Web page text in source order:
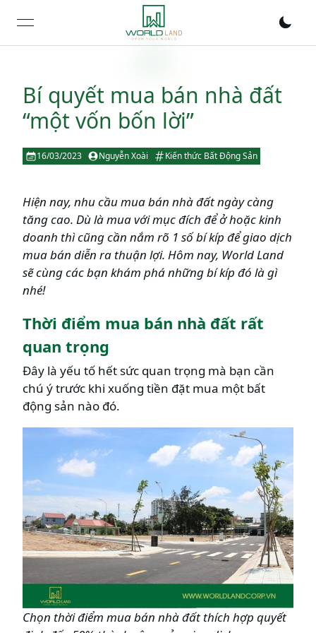
open navigation menu
Bí quyết mua bán nhà đất
“một vốn bốn lời”
16/03/2023 Nguyễn Xoài Kiến thức Bất Động Sản
Hiện nay, nhu cầu mua bán nhà đất ngày càng
tăng cao. Dù là mua với mục đích để ở hoặc kinh
doanh thì cũng cần nắm rõ 1 số bí kíp để giao dịch
mua bán diễn ra thuận lợi. Hôm nay, World Land
sẽ cùng các bạn khám phá những bí kíp đó là gì
nhé!
Thời điểm mua bán nhà đất rất
quan trọng
Đây là yếu tố hết sức quan trọng mà bạn cần
chú ý trước khi xuống tiền đặt mua một bất
động sản nào đó.
Chọn thời điểm mua bán nhà đất thích hợp quyết